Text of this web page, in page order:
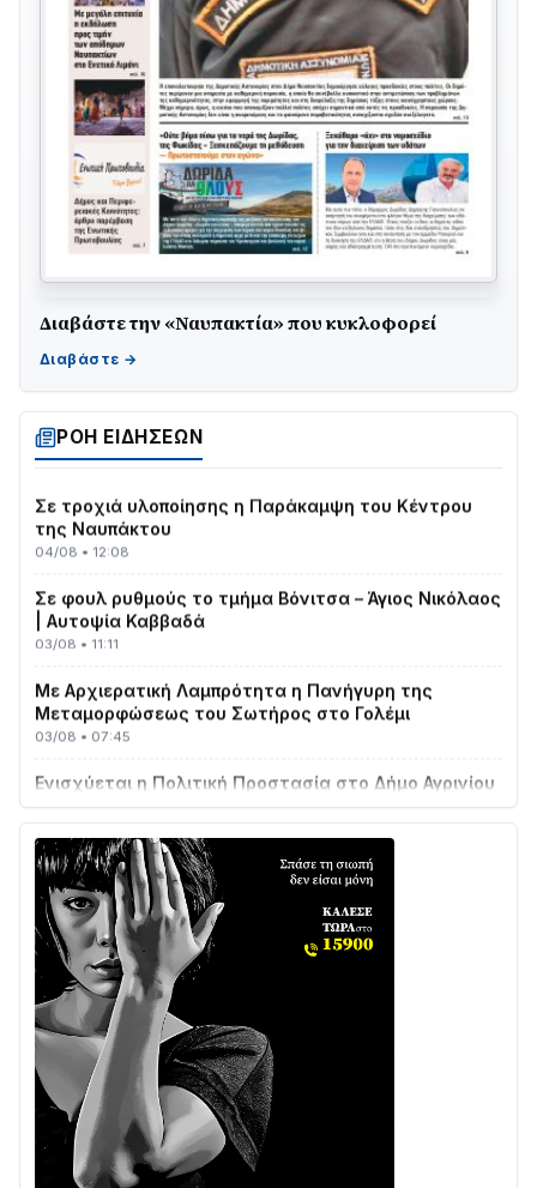
Διαβάστε την «Ναυπακτία» που κυκλοφορεί
ΡΟΗ ΕΙΔΗΣΕΩΝ
ΤΟ ΠΑΡΤΥ ΣΥΝΕΧΙΖΕΤΑΙ…
05/08 • 08:41
Στο σκοτάδι μεγάλο μέρος στο Λυγιά Ναυπάκτου
04/08 • 19:47
της Ναυπάκτου
04/08 • 12:08
| Αυτοψία Καββαδά
03/08 • 11:11
Μεταμορφώσεως του Σωτήρος στο Γολέμι
03/08 • 07:45
με δύο νέα υδροφόρα οχήματα
Διαβάστε την «Ναυπακτία» που κυκλοφορεί
31/07 • 08:16
Δωρίδα για Όλους: «Καμία εκχώρηση των νερών
στην ΕΥΔΑΠ»
28/07 • 21:46
Διαβάστε την «Ναυπακτία» που κυκλοφορεί
24/07 • 11:31
ΕΚΤΑΚΤΟ – ΝΑΥΠΑΚΤΙΑ: ΣΥΝΑΓΕΡΜΟΣ ΣΤΗΝ
ΠΥΡΟΣΒΕΣΤΙΚΗ ΓΙΑ ΦΩΤΙΑ ΣΤΟΝ ΑΓΙΟ ΗΛΙΑ ΠΡΙΝ ΤΗ
ΓΡΑΝΙΤΣΑ
24/07 • 11:03